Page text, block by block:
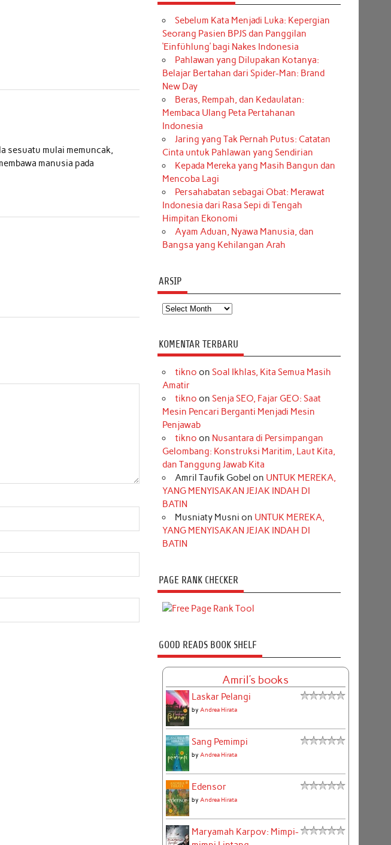
sesuatu mulai memuncak,
manusia pada
Sebelum Kata Menjadi Luka: Kepergian
Seorang Pasien BPJS dan Panggilan
‘Einfühlung’ bagi Nakes Indonesia
Pahlawan yang Dilupakan Kotanya:
Belajar Bertahan dari Spider-Man: Brand
New Day
Beras, Rempah, dan Kedaulatan:
Membaca Ulang Peta Pertahanan
Indonesia
Jaring yang Tak Pernah Putus: Catatan
Cinta untuk Pahlawan yang Sendirian
Kepada Mereka yang Masih Bangun dan
Mencoba Lagi
Persahabatan sebagai Obat: Merawat
Indonesia dari Rasa Sepi di Tengah
Himpitan Ekonomi
Ayam Aduan, Nyawa Manusia, dan
Bangsa yang Kehilangan Arah
ARSIP
Arsip
KOMENTAR TERBARU
tikno on Soal Ikhlas, Kita Semua Masih
Amatir
tikno on Senja SEO, Fajar GEO: Saat
Mesin Pencari Berganti Menjadi Mesin
Penjawab
tikno on Nusantara di Persimpangan
Gelombang: Konstruksi Maritim, Laut Kita,
dan Tanggung Jawab Kita
Amril Taufik Gobel on UNTUK MEREKA,
YANG MENYISAKAN JEJAK INDAH DI
BATIN
Musniaty Musni on UNTUK MEREKA,
YANG MENYISAKAN JEJAK INDAH DI
BATIN
PAGE RANK CHECKER
GOOD READS BOOK SHELF
Amril's books
Laskar Pelangi
by Andrea Hirata
Sang Pemimpi
by Andrea Hirata
Edensor
by Andrea Hirata
Maryamah Karpov: Mimpi-